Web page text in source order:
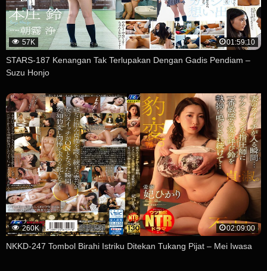
57K 01:59:10
STARS-187 Kenangan Tak Terlupakan Dengan Gadis Pendiam –
Suzu Honjo
260K 02:09:00
NKKD-247 Tombol Birahi Istriku Ditekan Tukang Pijat – Mei Iwasa